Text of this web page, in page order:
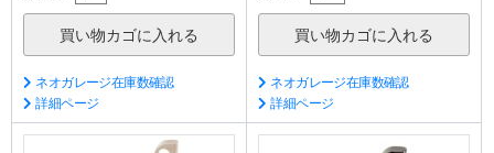
ネオガレージ在庫数確認
詳細ページ
ネオガレージ在庫数確認
詳細ページ